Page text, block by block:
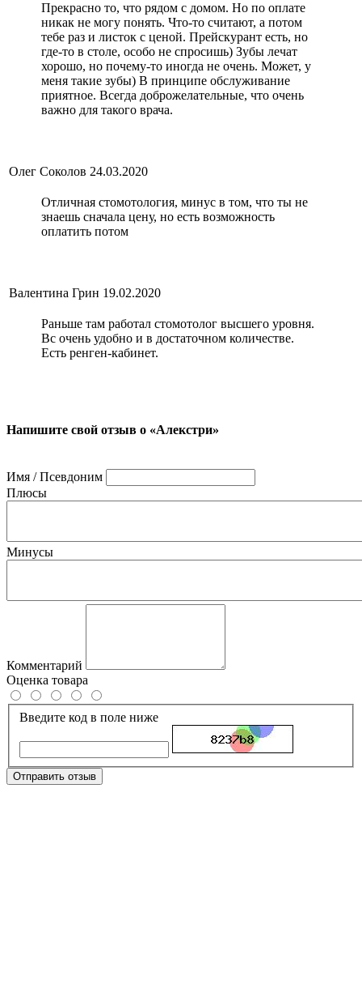
Прекрасно то, что рядом с домом. Но по оплате
никак не могу понять. Что-то считают, а потом
тебе раз и листок с ценой. Прейскурант есть, но
где-то в столе, особо не спросишь) Зубы лечат
хорошо, но почему-то иногда не очень. Может, у
меня такие зубы) В принципе обслуживание
приятное. Всегда доброжелательные, что очень
важно для такого врача.
Олег Соколов 24.03.2020
Отличная стомотология, минус в том, что ты не
знаешь сначала цену, но есть возможность
оплатить потом
Валентина Грин 19.02.2020
Раньше там работал стомотолог высшего уровня.
Вс очень удобно и в достаточном количестве.
Есть ренген-кабинет.
Напишите свой отзыв о «Алекстри»
Имя / Псевдоним
Плюсы
Минусы
Комментарий
Оценка товара
Введите код в поле ниже
Отправить отзыв